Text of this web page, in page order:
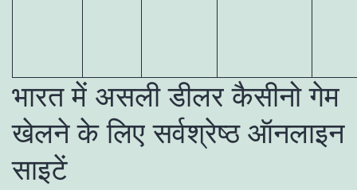
भारत में असली डीलर कैसीनो गेम
खेलने के लिए सर्वश्रेष्ठ ऑनलाइन
साइटें